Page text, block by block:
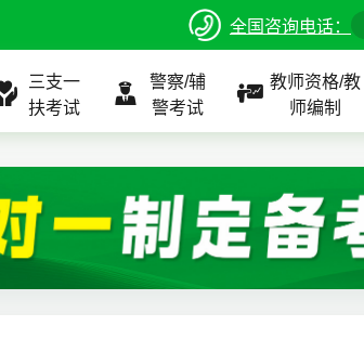
全国咨询电话：
事业单位课程
三支一
扶考试
全国
北京
三支一扶课程
警察/辅
警考试
告 全国
北京
警察/辅警
教师资格/教
师编制
全国
北京
教师/资格课程
考试公告
职位表
全国
北京